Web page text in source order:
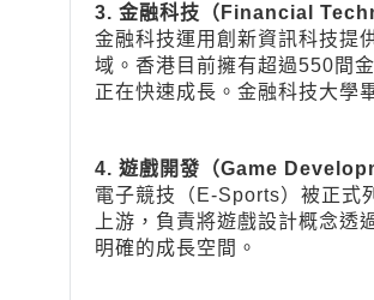
3. 金融科技（Financial
金融科技運用創新資訊科技提
域。香港目前擁有超過550間
正在快速成長。金融科技大學
4. 遊戲開發（Game
電子競技（E-Sports）被正式
上游，負責將遊戲設計概念
明確的成長空間。